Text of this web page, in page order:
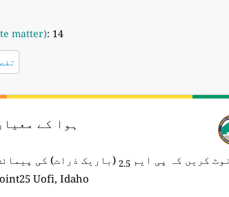
matter): 14 گھنٹے قبل
ہوا کے
نوٹ کریں کہ پی ایم 2.5 (باریک ذرات) کی
Uofi, Idaho